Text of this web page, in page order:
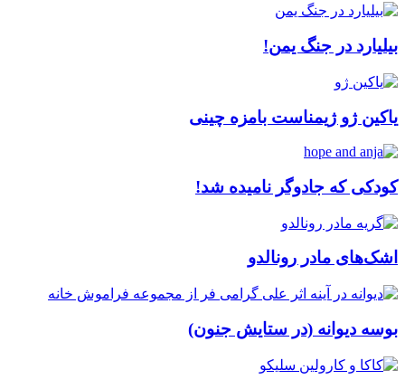
بیلیارد در جنگ یمن!
یاکین ژو ژیمناست بامزه چینی
کودکی که جادوگر نامیده شد!
اشک‌های مادر رونالدو
بوسه دیوانه (در ستایش جنون)